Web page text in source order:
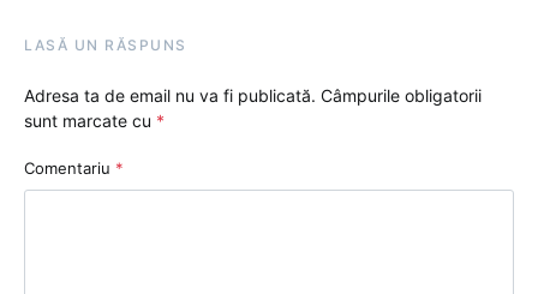
LASĂ UN RĂSPUNS
Adresa ta de email nu va fi publicată. Câmpurile obligatorii
sunt marcate cu *
Comentariu *